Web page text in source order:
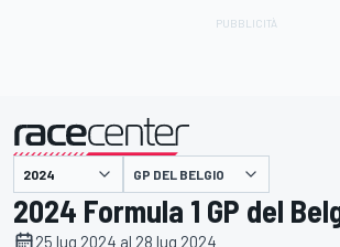
GP DEL BELGIO
2024 Formula 1 GP del
25 lug 2024 al 28 lug 2024